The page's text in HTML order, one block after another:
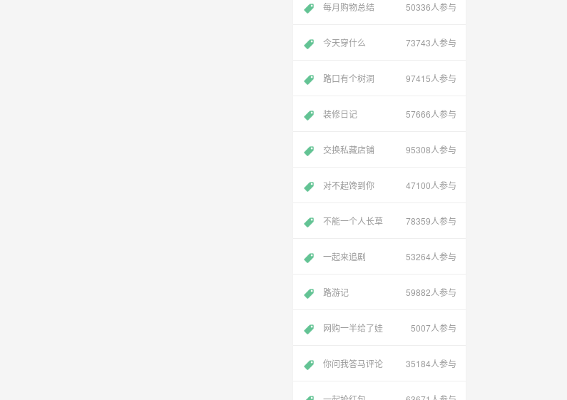
每月购物总结 50336人参与
今天穿什么 73743人参与
路口有个树洞 97415人参与
装修日记 57666人参与
交换私藏店铺 95308人参与
对不起馋到你 47100人参与
不能一个人长草 78359人参与
一起来追剧 53264人参与
路游记 59882人参与
网购一半给了娃 5007人参与
你问我答马评论 35184人参与